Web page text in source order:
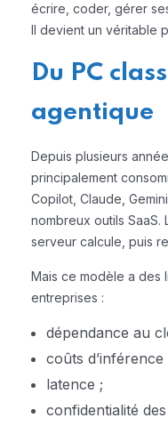
écrire, coder, gérer
Il devient un véritable
Du PC
agentique
Depuis plusieurs
principalement
Copilot, Claude,
nombreux outils SaaS.
serveur calcule, puis
Mais ce modèle a des
entreprises :
dépendance au
coûts
latence ;
confidentialité